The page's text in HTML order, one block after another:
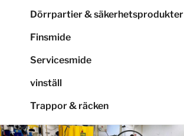
Dörrpartier & säkerhetsprodukter
Finsmide
Servicesmide
vinställ
Trappor & räcken